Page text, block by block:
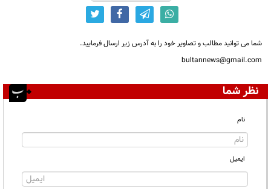
شما می توانید مطالب و تصاویر خود را به آدرس زیر ارسال فرمایید.
bultannews@gmail.com
نظر شما
نام
ایمیل